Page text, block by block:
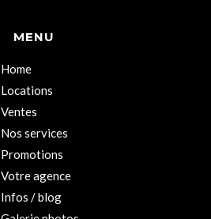
MENU
Home
Locations
Ventes
Nos services
Promotions
Votre agence
Infos / blog